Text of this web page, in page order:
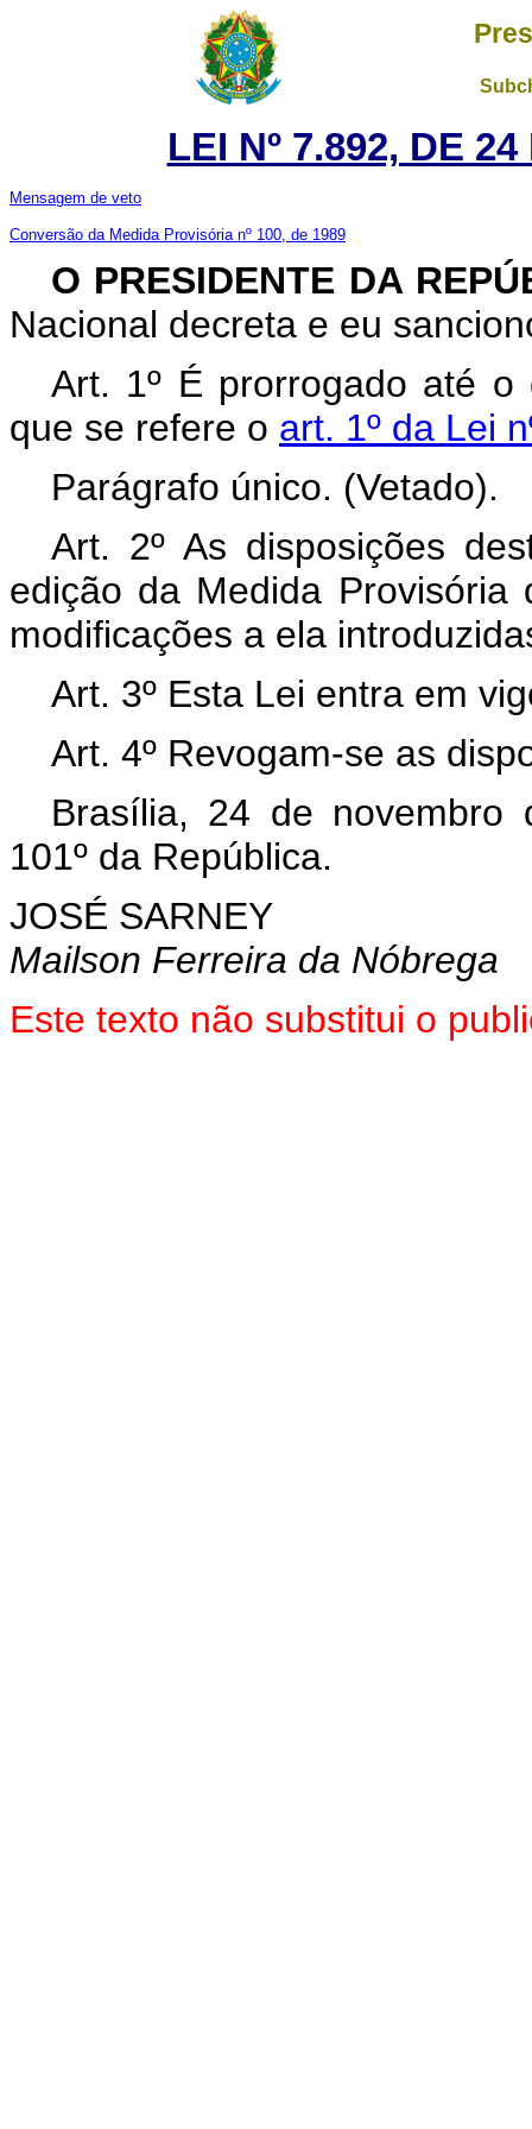
LEI Nº 7.892, DE
Mensagem de veto
Conversão da Medida Provisória nº 100, de 1989
O PRESIDENTE DA
Nacional decreta e eu
Art. 1º É prorrogado até
que se refere o art. 1º da Lei
Parágrafo único. (Vetado).
Art. 2º As disposições
edição da Medida
modificações a ela
Art. 3º Esta Lei entra em
Art. 4º Revogam-se as
Brasília, 24 de novembro
101º da República.
JOSÉ SARNEY
Mailson Ferreira da Nóbrega
Este texto não substitui o